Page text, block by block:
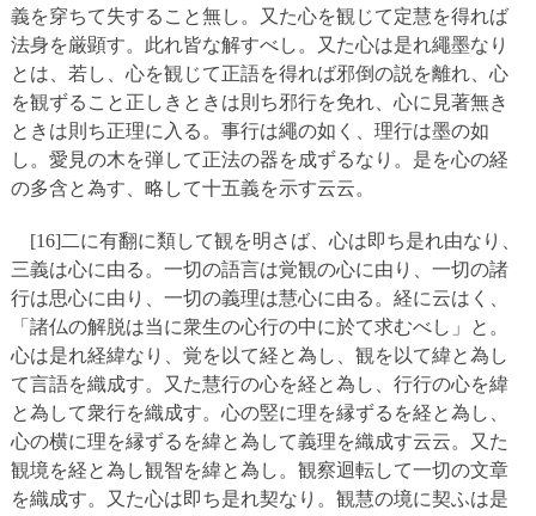
義を穿ちて失すること無し。又た心を観じて定慧を得れば
法身を厳顕す。此れ皆な解すべし。又た心は是れ繩墨なり
とは、若し、心を観じて正語を得れば邪倒の説を離れ、心
を観ずること正しきときは則ち邪行を免れ、心に見著無き
ときは則ち正理に入る。事行は繩の如く、理行は墨の如
し。愛見の木を弾して正法の器を成ずるなり。是を心の経
の多含と為す、略して十五義を示す云云。
[16]二に有翻に類して観を明さば、心は即ち是れ由なり、
三義は心に由る。一切の語言は覚観の心に由り、一切の諸
行は思心に由り、一切の義理は慧心に由る。経に云はく、
「諸仏の解脱は当に衆生の心行の中に於て求むべし」と。
心は是れ経緯なり、覚を以て経と為し、観を以て緯と為し
て言語を織成す。又た慧行の心を経と為し、行行の心を緯
と為して衆行を織成す。心の竪に理を縁ずるを経と為し、
心の横に理を縁ずるを緯と為して義理を織成す云云。又た
観境を経と為し観智を緯と為し。観察迴転して一切の文章
を織成す。又た心は即ち是れ契なり。観慧の境に契ふは是